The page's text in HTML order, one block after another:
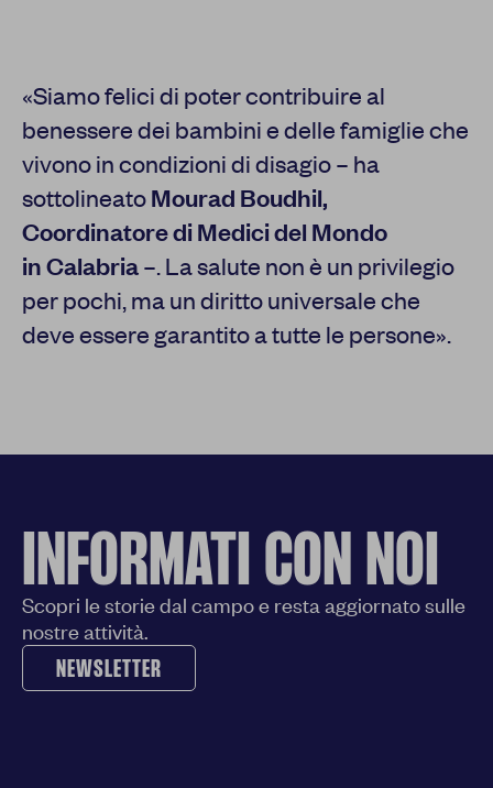
«Siamo felici di poter contribuire al
benessere dei bambini e delle famiglie che
vivono in condizioni di disagio – ha
sottolineatoMourad Boudhil,
Coordinatore di Medici del Mondo
in Calabria–. La salute non è un privilegio
per pochi, ma un diritto universale che
deve essere garantito a tutte le persone».
INFORMATI CON NOI
Scopri le storie dal campo e resta aggiornato sulle
nostre attività.
NEWSLETTER